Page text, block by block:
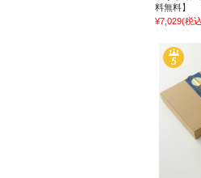
料無料】
¥7,029(税